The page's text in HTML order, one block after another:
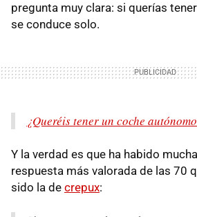
pregunta muy clara: si querías
se conduce solo.
¿Queréis tener un coche
Y la verdad es que ha habido
respuesta más valorada de las 70
sido la de crepux: